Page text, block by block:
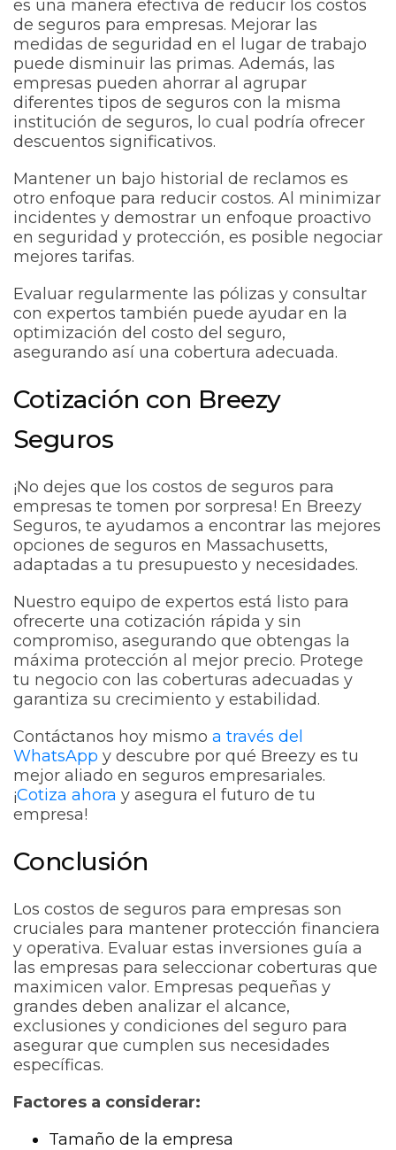
es una manera efectiva de reducir los costos
de seguros para empresas. Mejorar las
medidas de seguridad en el lugar de trabajo
puede disminuir las primas. Además, las
empresas pueden ahorrar al agrupar
diferentes tipos de seguros con la misma
institución de seguros, lo cual podría ofrecer
descuentos significativos.
Mantener un bajo historial de reclamos es
otro enfoque para reducir costos. Al minimizar
incidentes y demostrar un enfoque proactivo
en seguridad y protección, es posible negociar
mejores tarifas.
Evaluar regularmente las pólizas y consultar
con expertos también puede ayudar en la
optimización del costo del seguro,
asegurando así una cobertura adecuada.
Cotización con Breezy
Seguros
¡No dejes que los costos de seguros para
empresas te tomen por sorpresa! En Breezy
Seguros, te ayudamos a encontrar las mejores
opciones de seguros en Massachusetts,
adaptadas a tu presupuesto y necesidades.
Nuestro equipo de expertos está listo para
ofrecerte una cotización rápida y sin
compromiso, asegurando que obtengas la
máxima protección al mejor precio. Protege
tu negocio con las coberturas adecuadas y
garantiza su crecimiento y estabilidad.
Contáctanos hoy mismo a través del
WhatsApp y descubre por qué Breezy es tu
mejor aliado en seguros empresariales.
¡Cotiza ahora y asegura el futuro de tu
empresa!
Conclusión
Los costos de seguros para empresas son
cruciales para mantener protección financiera
y operativa. Evaluar estas inversiones guía a
las empresas para seleccionar coberturas que
maximicen valor. Empresas pequeñas y
grandes deben analizar el alcance,
exclusiones y condiciones del seguro para
asegurar que cumplen sus necesidades
específicas.
Factores a considerar:
Tamaño de la empresa